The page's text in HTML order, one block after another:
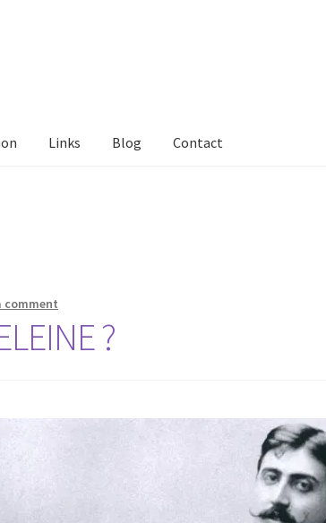
Links Blog Contact
comment
?